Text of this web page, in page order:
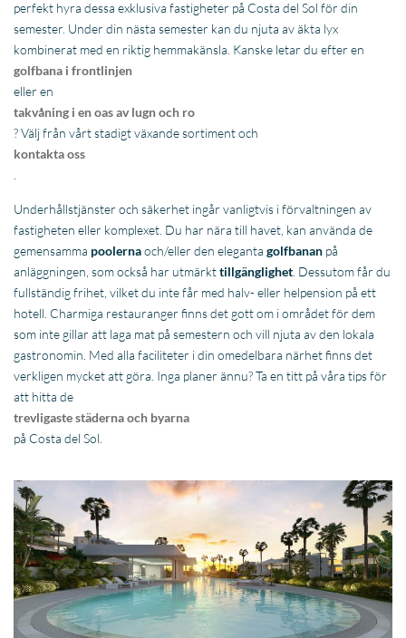
perfekt hyra dessa exklusiva fastigheter på Costa del Sol för din
semester. Under din nästa semester kan du njuta av äkta lyx
kombinerat med en riktig hemmakänsla. Kanske letar du efter en
golfbana i frontlinjen
eller en
takvåning i en oas av lugn och ro
? Välj från vårt stadigt växande sortiment och
kontakta oss
Underhållstjänster och säkerhet ingår vanligtvis i förvaltningen av
fastigheten eller komplexet. Du har nära till havet, kan använda de
gemensamma poolernaoch/eller den elegantagolfbanan på
anläggningen, som också har utmärkttillgänglighet . Dessutom får du
fullständig frihet, vilket du inte får med halv- eller helpension på ett
hotell. Charmiga restauranger finns det gott om i området för dem
som inte gillar att laga mat på semestern och vill njuta av den lokala
gastronomin. Med alla faciliteter i din omedelbara närhet finns det
verkligen mycket att göra. Inga planer ännu? Ta en titt på våra tips för
att hitta de
trevligaste städerna och byarna
på Costa del Sol.